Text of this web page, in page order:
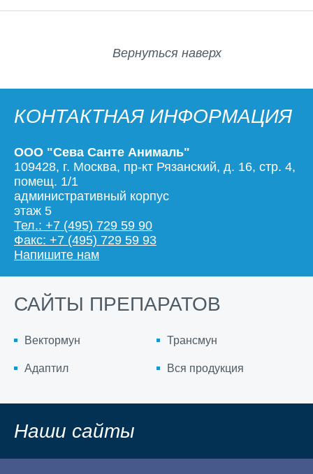
Вернуться наверх
КОНТАКТНАЯ ИНФОРМАЦИЯ
ООО "Сева Санте Анималь"
109428, г. Москва, пр-кт Рязанский, д. 16, стр. 4,
помещ. 1/1
административный корпус
этаж 5
Тел.: +7 (495) 729 59 90
Факс: +7 (495) 729 59 93
Напишите нам
САЙТЫ ПРЕПАРАТОВ
Вектормун Трансмун
Адаптил Вся продукция
Наши сайты